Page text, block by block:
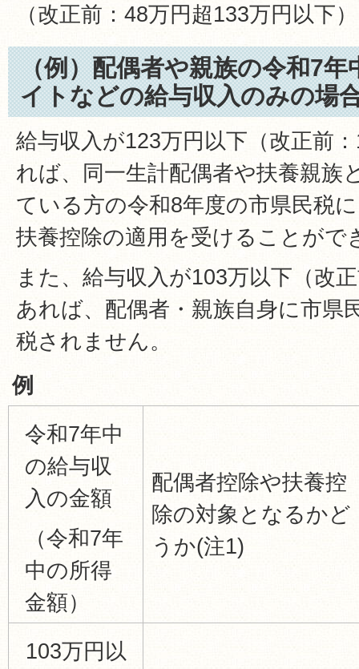
（改正前：48万円超133万円以下
（例）配偶者や親族の令和7年
イトなどの給与収入のみの場
給与収入が123万円以下（改正前
れば、同一生計配偶者や扶養親族
ている方の令和8年度の市県民税
扶養控除の適用を受けることがで
また、給与収入が103万以下（改
あれば、配偶者・親族自身に市県
税されません。
例
令和7年中
の給与収
入の金額
（令和7年
中の所得
金額）
配偶者控除や扶養控
除の対象となるかど
うか(注1)
103万円以